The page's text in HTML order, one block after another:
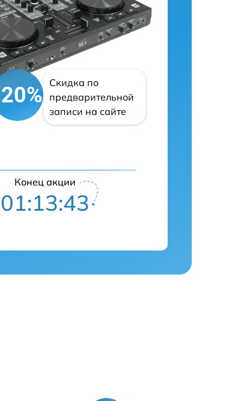
Скидка по
предварительной
записи на сайте
Конец акции
01:13:42